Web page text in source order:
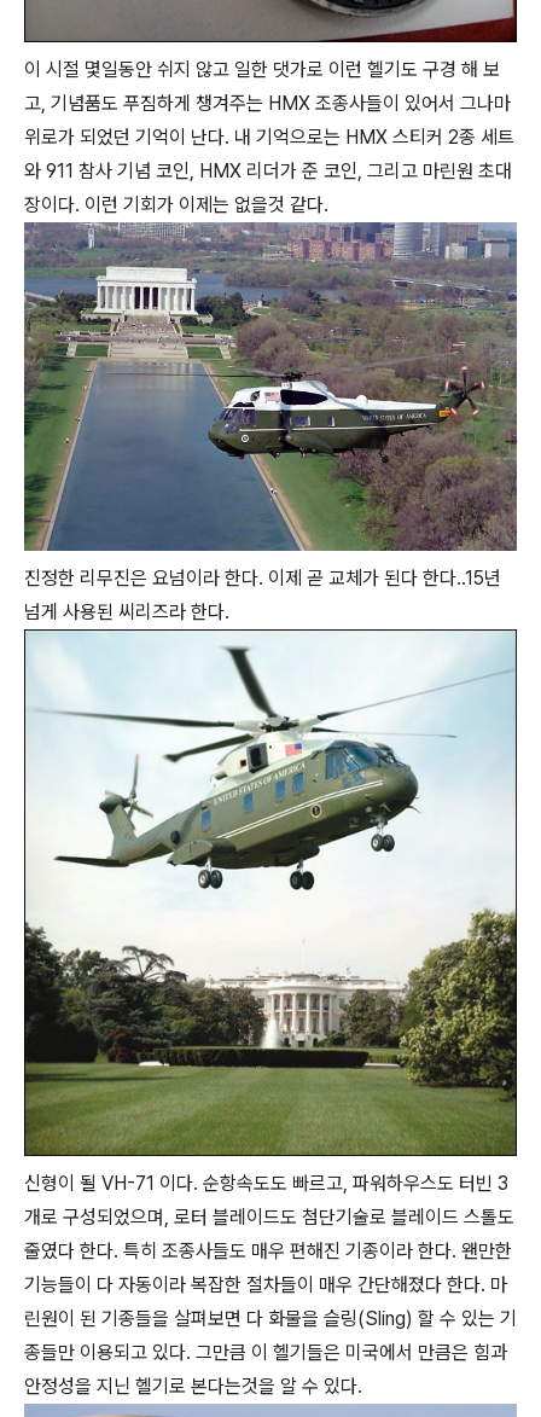
이 시절 몇일동안 쉬지 않고 일한 댓가로 이런 헬기도 구경 해 보
고, 기념품도 푸짐하게 챙겨주는 HMX 조종사들이 있어서 그나마
위로가 되었던 기억이 난다. 내 기억으로는 HMX 스티커 2종 세트
와 911 참사 기념 코인, HMX 리더가 준 코인, 그리고 마린원 초대
장이다. 이런 기회가 이제는 없을것 같다.
진정한 리무진은 요넘이라 한다. 이제 곧 교체가 된다 한다..15년
넘게 사용된 씨리즈라 한다.
신형이 될 VH-71 이다. 순항속도도 빠르고, 파워하우스도 터빈 3
개로 구성되었으며, 로터 블레이드도 첨단기술로 블레이드 스톨도
줄였다 한다. 특히 조종사들도 매우 편해진 기종이라 한다. 왠만한
기능들이 다 자동이라 복잡한 절차들이 매우 간단해졌다 한다. 마
린원이 된 기종들을 살펴보면 다 화물을 슬링(Sling) 할 수 있는 기
종들만 이용되고 있다. 그만큼 이 헬기들은 미국에서 만큼은 힘과
안정성을 지닌 헬기로 본다는것을 알 수 있다.